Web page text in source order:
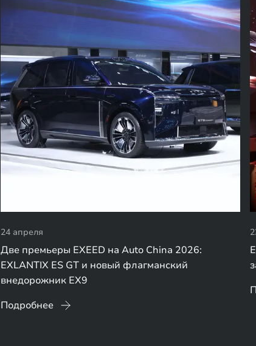
24 апреля
Две премьеры EXEED на Auto China 2026:
EXLANTIX ES GT и новый флагманский
внедорожник EX9
Подробнее